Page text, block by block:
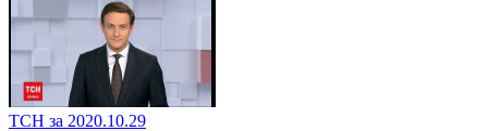
ТСН за 2020.10.29